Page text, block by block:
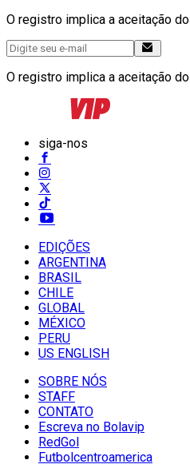
O registro implica a aceitação do
O registro implica a aceitação do
siga-nos
EDIÇÕES
ARGENTINA
BRASIL
CHILE
GLOBAL
MÉXICO
PERU
US ENGLISH
SOBRE NÓS
STAFF
CONTATO
Escreva no Bolavip
RedGol
Futbolcentroamerica